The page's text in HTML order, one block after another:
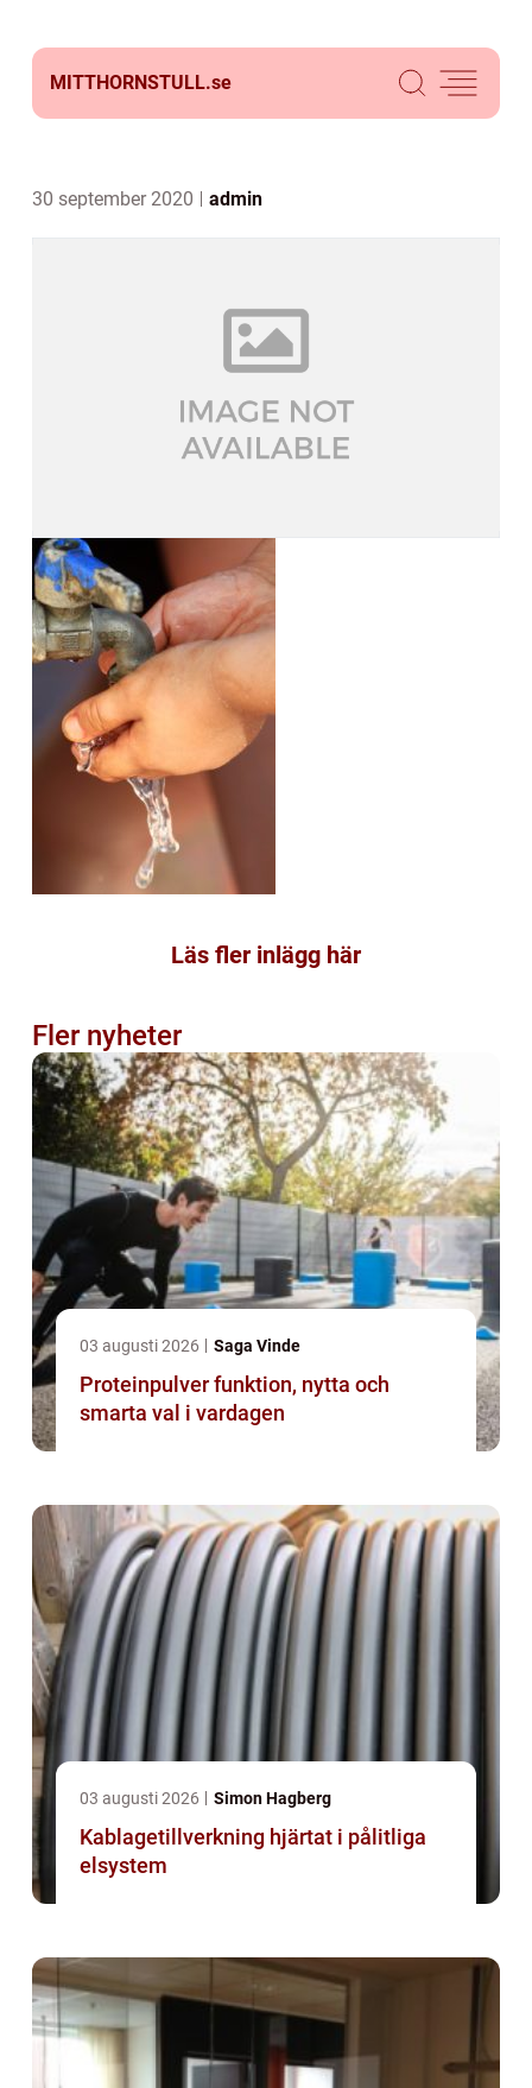
MITTHORNSTULL.se
30 september 2020 admin
Läs fler inlägg här
Fler nyheter
03 augusti 2026 Saga Vinde
Proteinpulver funktion, nytta och
smarta val i vardagen
03 augusti 2026 Simon Hagberg
Kablagetillverkning hjärtat i pålitliga
elsystem